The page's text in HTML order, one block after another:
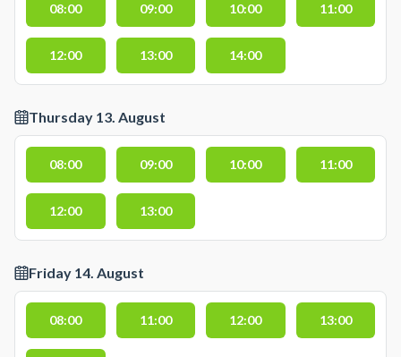
08:00 09:00 10:00 11:00
12:00 13:00 14:00
Thursday 13. August
08:00 09:00 10:00 11:00
12:00 13:00
Friday 14. August
08:00 11:00 12:00 13:00